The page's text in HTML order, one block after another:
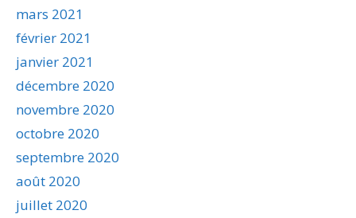
mars 2021
février 2021
janvier 2021
décembre 2020
novembre 2020
octobre 2020
septembre 2020
août 2020
juillet 2020